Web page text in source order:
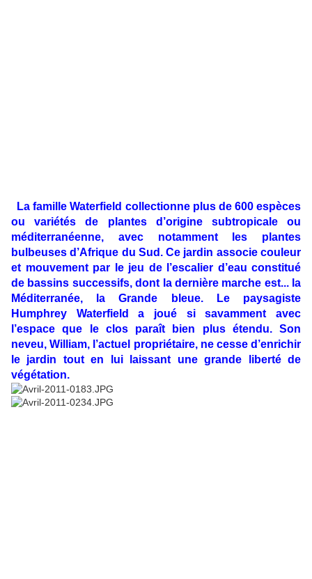
La famille Waterfield collectionne plus de 600 espèces
ou variétés de plantes d’origine subtropicale ou
méditerranéenne, avec notamment les plantes
bulbeuses d’Afrique du Sud. Ce jardin associe couleur
et mouvement par le jeu de l’escalier d’eau constitué
de bassins successifs, dont la dernière marche est... la
Méditerranée, la Grande bleue. Le paysagiste
Humphrey Waterfield a joué si savamment avec
l’espace que le clos paraît bien plus étendu. Son
neveu, William, l’actuel propriétaire, ne cesse d’enrichir
le jardin tout en lui laissant une grande liberté de
végétation.